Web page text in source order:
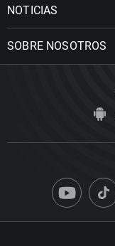
NOTICIAS
SOBRE NOSOTROS